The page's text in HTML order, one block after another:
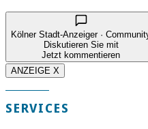
Kölner Stadt-Anzeiger ·
Diskutieren Sie mit
Jetzt kommentieren
ANZEIGE X
SERVICES